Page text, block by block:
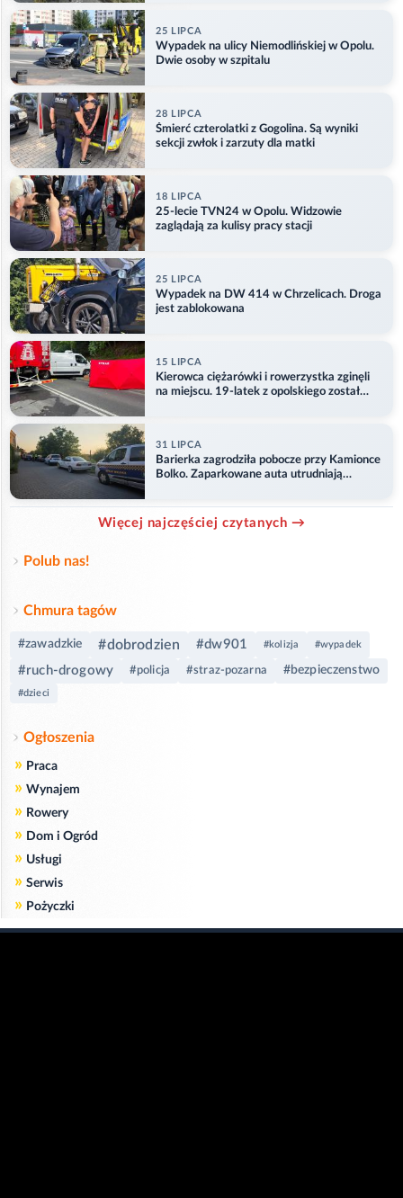
25 LIPCA
Wypadek na ulicy Niemodlińskiej w Opolu.
Dwie osoby w szpitalu
28 LIPCA
Śmierć czterolatki z Gogolina. Są wyniki
sekcji zwłok i zarzuty dla matki
18 LIPCA
25-lecie TVN24 w Opolu. Widzowie
zaglądają za kulisy pracy stacji
25 LIPCA
Wypadek na DW 414 w Chrzelicach. Droga
jest zablokowana
15 LIPCA
Kierowca ciężarówki i rowerzystka zginęli
na miejscu. 19-latek z opolskiego został
31 LIPCA
Barierka zagrodziła pobocze przy Kamionce
Bolko. Zaparkowane auta utrudniają
Więcej najczęściej czytanych →
Polub nas!
Chmura tagów
#zawadzkie #dobrodzien #dw901 #kolizja #wypadek
#ruch-drogowy #policja #straz-pozarna #bezpieczenstwo
#dzieci
Ogłoszenia
» Praca
» Wynajem
» Rowery
» Dom i Ogród
» Usługi
» Serwis
» Pożyczki